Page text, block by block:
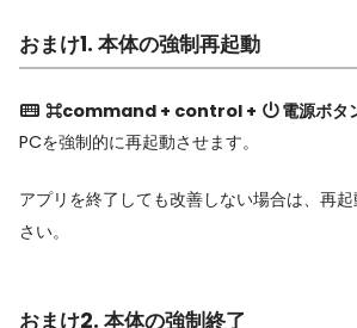
おまけ1. 本体の強制再起動
⌘command + control +
電源ボタ
PCを強制的に再起動させます。
アプリを終了しても改善しない場合は、再
さい。
おまけ2. 本体の強制終了